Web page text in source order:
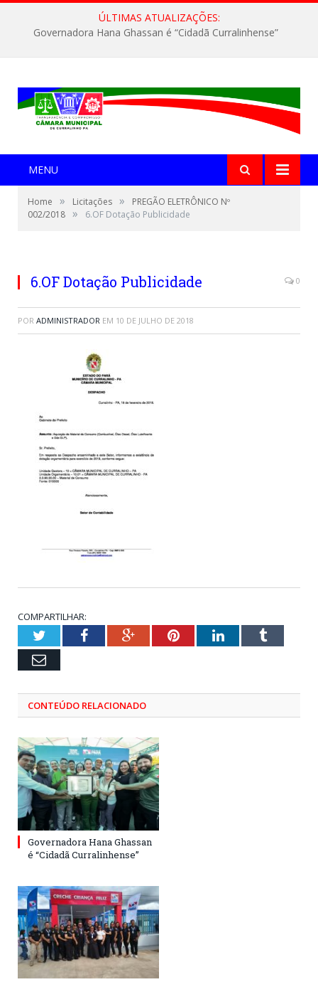
ÚLTIMAS ATUALIZAÇÕES:
Governadora Hana Ghassan é “Cidadã Curralinhense”
MENU
Home » Licitações »
PREGÃO ELETRÔNICO Nº
002/2018 » 6.OF Dotação Publicidade
6.OF Dotação Publicidade 0
POR ADMINISTRADOR EM 10 DE JULHO DE 2018
COMPARTILHAR:
TwitterFacebookGoogle+PinterestLinkedInTumblr
Email
CONTEÚDO RELACIONADO
Governadora Hana Ghassan
é “Cidadã Curralinhense”